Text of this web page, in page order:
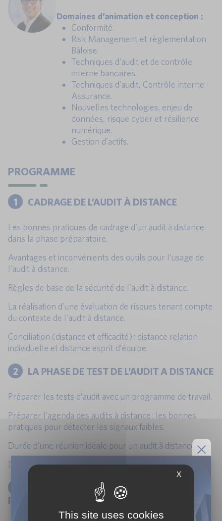
Domaines d’animation et conception :
Conformité.
Risk Management et règlementation
Bâloise.
Techniques d’audit et de contrôle
interne bancaires.
Techniques d'audit, Contrôle interne -
Assurance.
Nouvelles technologies, enjeu de
données, risque cyber et résilience
numérique.
Gestion d’actifs.
PROGRAMME
1 CADRAGE DE L’AUDIT À DISTANCE
Les bonnes pratiques de cadrage d’un audit à distance
dans la phase préparatoire.
Avantages et inconvénients des outils pour l’usage de
l’audit à distance.
Règles de base de la sécurité de l’audit à distance.
La réalisation d’une évaluation de risques tenant compte
du contexte de l’audit à distance.
Conciliation (distance et efficacité) : distance relation
individuelle et distance esprit d’équipe.
2 LA PHASE DE TEST DE L’AUDIT A DISTANCE
Préparer les tests d’audit avec un programme de travail.
Préparer l’agenda des audits à distance : les bonnes
pratiques pour détecter les signaux faibles.
Durée d’une réunion idéale pour un audit à distance.
Détecter et compenser le manque de contact physique.
LA PHASE TERRAIN : RÉCUPERER LES
PREUVES
X
This site uses cookies